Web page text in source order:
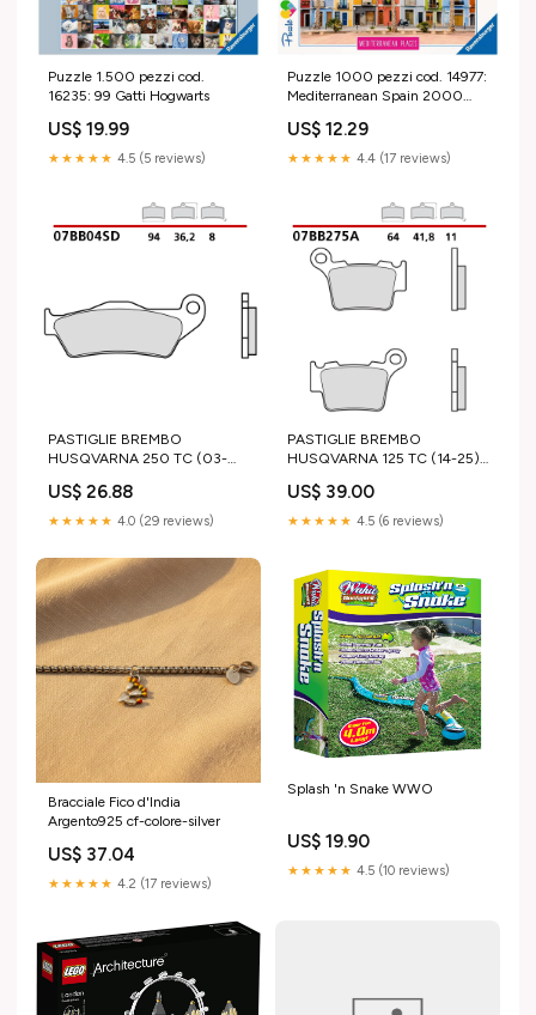
Puzzle 1.500 pezzi cod.
16235: 99 Gatti Hogwarts
US$ 19.99
★★★★★ 4.5 (5 reviews)
Puzzle 1000 pezzi cod. 14977:
Mediterranean Spain 2000
US$ 12.29
★★★★★ 4.4 (17 reviews)
PASTIGLIE BREMBO
HUSQVARNA 250 TC (03-
ktm-sx-400-1998-esi7904171
US$ 26.88
★★★★★ 4.0 (29 reviews)
PASTIGLIE BREMBO
HUSQVARNA 125 TC (14-25)
yamaha-wr-450-f-2014-
esi9074376
US$ 39.00
★★★★★ 4.5 (6 reviews)
Bracciale Fico d'India
Argento925 cf-colore-silver
US$ 37.04
★★★★★ 4.2 (17 reviews)
Splash 'n Snake WWO
US$ 19.90
★★★★★ 4.5 (10 reviews)